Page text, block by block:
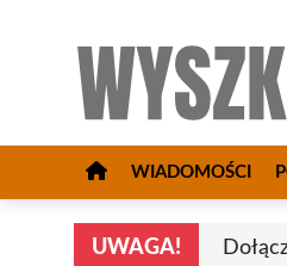
WIADOMOŚCI
UWAGA!